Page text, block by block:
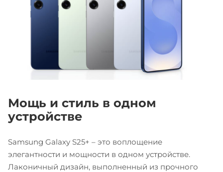
Мощь и стиль в одном
устройстве
Samsung Galaxy S25+ – это воплощение
элегантности и мощности в одном устройстве.
Лаконичный дизайн, выполненный из прочного